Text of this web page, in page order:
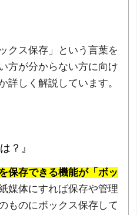
クス保存」という言葉を
方が分からない方に向け
詳しく解説しています。
？』
保存できる機能が「ボッ
媒体にすれば保存や管理
ものにボックス保存して